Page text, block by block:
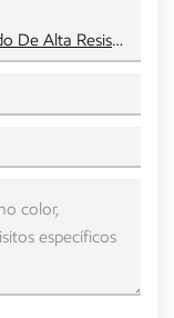
Andamio Layher Ring Lock Galvanizado De Alta Resistencia Q345 Estándar